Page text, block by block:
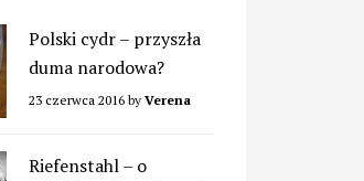
Polski cydr – przyszła
duma narodowa?
23 czerwca 2016by Verena
Riefenstahl – o